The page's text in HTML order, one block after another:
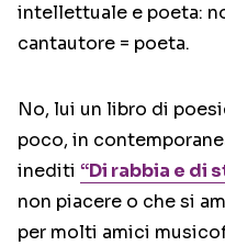
intellettuale e poeta:
cantautore = poeta.
No, lui un libro di
poco, in
inediti “Di rabbia e di
non piacere o che si
per molti amici